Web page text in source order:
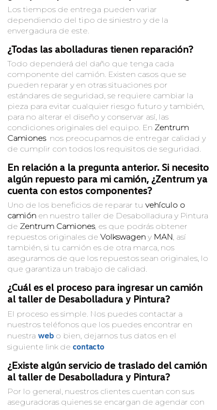
Los tiempos de entrega pueden variar
dependiendo del tipo de siniestro y de la
envergadura de este.
¿Todas las abolladuras tienen reparación?
Todo dependerá del daño que tenga cada
componente del camión. Existen casos que se
pueden reparar y en otras situaciones por
estándares de seguridad, se requiere cambiar la
pieza para evitar cualquier riesgo futuro y también,
para no alterar el diseño y conservar así, las
condiciones originales del equipo. En Zentrum
Camionesnos preocupamos de entregar calidad y
de cumplir con todos los requisitos de seguridad.
En relación a la pregunta anterior. Si necesito
algún repuesto para mi camión, ¿Zentrum ya
cuenta con estos componentes?
Uno de los beneficios de reparar tu vehículo o
camión en nuestro taller de Desabolladura y Pintura
de Zentrum Camiones, es que podrás obtener
repuestos originales de Volkswagen y MAN, así
también, si tu camión es de otra marca, nos
aseguramos de que los repuestos sean originales, lo
que garantiza un trabajo de calidad.
¿Cuál es el proceso para ingresar un camión
al taller de Desabolladura y Pintura?
El proceso es simple. Nos puedes contactar a
nuestros teléfonos que los puedes encontrar en
nuestra web o bien, dejarnos tus datos en el
siguiente link de contacto
¿Existe algún servicio de traslado del camión
al taller de Desabolladura y Pintura?
Por lo general, nuestros clientes cuentan con sus
aseguradoras quienes se encargan de agendar con